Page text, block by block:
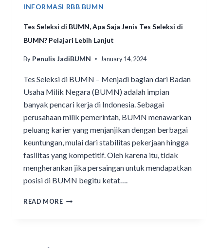
INFORMASI RBB BUMN
Tes Seleksi di BUMN, Apa Saja Jenis Tes Seleksi di
BUMN? Pelajari Lebih Lanjut
By Penulis JadiBUMN January 14, 2024
Tes Seleksi di BUMN – Menjadi bagian dari Badan
Usaha Milik Negara (BUMN) adalah impian
banyak pencari kerja di Indonesia. Sebagai
perusahaan milik pemerintah, BUMN menawarkan
peluang karier yang menjanjikan dengan berbagai
keuntungan, mulai dari stabilitas pekerjaan hingga
fasilitas yang kompetitif. Oleh karena itu, tidak
mengherankan jika persaingan untuk mendapatkan
posisi di BUMN begitu ketat….
READ MORE